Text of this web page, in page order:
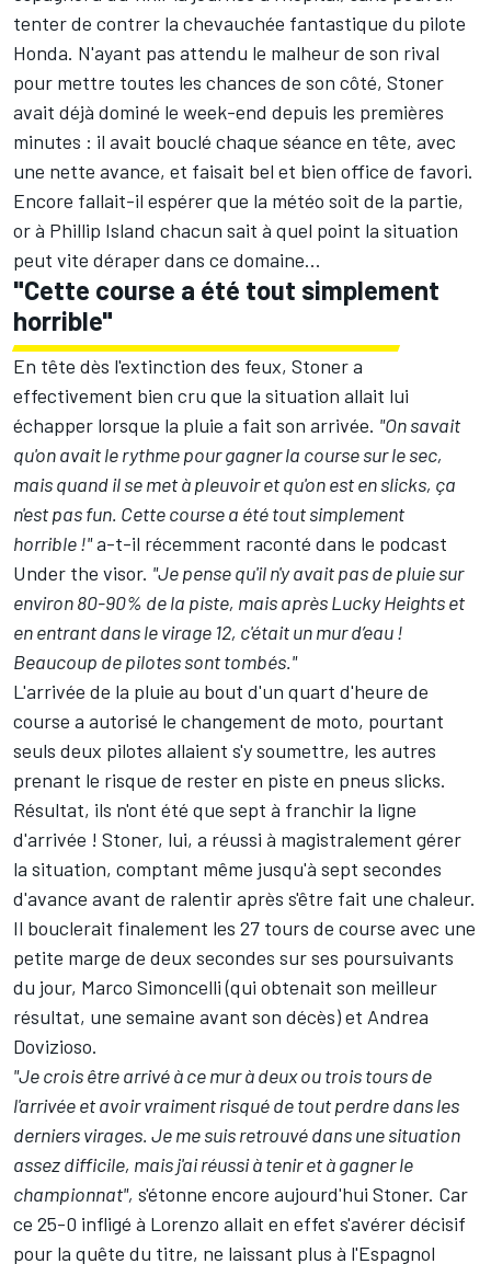
tenter de contrer la chevauchée fantastique du pilote
Honda. N'ayant pas attendu le malheur de son rival
pour mettre toutes les chances de son côté, Stoner
avait déjà dominé le week-end depuis les premières
minutes : il avait bouclé chaque séance en tête, avec
une nette avance, et faisait bel et bien office de favori.
Encore fallait-il espérer que la météo soit de la partie,
or à Phillip Island chacun sait à quel point la situation
peut vite déraper dans ce domaine...
"Cette course a été tout simplement
horrible"
En tête dès l'extinction des feux, Stoner a
effectivement bien cru que la situation allait lui
échapper lorsque la pluie a fait son arrivée. "On savait
qu'on avait le rythme pour gagner la course sur le sec,
mais quand il se met à pleuvoir et qu'on est en slicks, ça
n'est pas fun. Cette course a été tout simplement
horrible !"a-t-il récemment raconté dans le podcast
Under the visor. "Je pense qu'il n'y avait pas de pluie sur
environ 80-90% de la piste, mais après Lucky Heights et
en entrant dans le virage 12, c'était un mur d’eau !
Beaucoup de pilotes sont tombés."
L'arrivée de la pluie au bout d'un quart d'heure de
course a autorisé le changement de moto, pourtant
seuls deux pilotes allaient s'y soumettre, les autres
prenant le risque de rester en piste en pneus slicks.
Résultat, ils n'ont été que sept à franchir la ligne
d'arrivée ! Stoner, lui, a réussi à magistralement gérer
la situation, comptant même jusqu'à sept secondes
d'avance avant de ralentir après s'être fait une chaleur.
Il bouclerait finalement les 27 tours de course avec une
petite marge de deux secondes sur ses poursuivants
du jour, Marco Simoncelli(qui obtenait son meilleur
résultat, une semaine avant son décès) et Andrea
Dovizioso.
"Je crois être arrivé à ce mur à deux ou trois tours de
l'arrivée et avoir vraiment risqué de tout perdre dans les
derniers virages. Je me suis retrouvé dans une situation
assez difficile, mais j'ai réussi à tenir et à gagner le
championnat", s'étonne encore aujourd'hui Stoner. Car
ce 25-0 infligé à Lorenzo allait en effet s'avérer décisif
pour la quête du titre, ne laissant plus à l'Espagnol